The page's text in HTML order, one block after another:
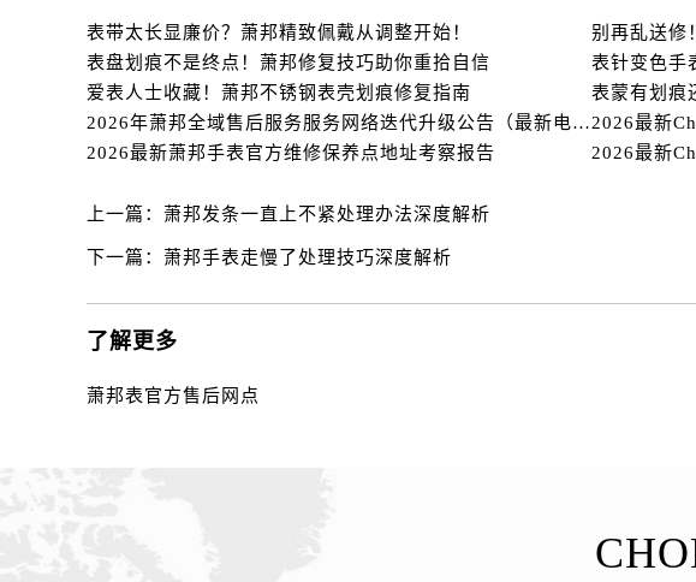
辽宁省沈阳市沈河区中街路137号亨得利名表维修授权
辽宁省沈阳市沈河区中街路83号亨得利名表维修授权店
北京市朝阳区建国门外大街甲6号华熙国际中心D座11
北京市东城区东长安街1号王府井东方广场W3座6层
河北省保定市竞秀区朝阳北大街北国先天下萧邦售后服
内蒙古自治区阿拉善盟市左旗土尔扈特大街萧邦售后服
内蒙古自治区包头市青山区幸福路甲3号王府井百货名
内蒙古自治区赤峰市红山区哈达街萧邦售后服务中心（
内蒙古自治区通辽市科尔沁区明仁大街萧邦售后服务中
内蒙古自治区兴安盟市乌兰浩特市兴安大街萧邦售后服
山西省大同市平城区迎宾街萧邦售后服务中心（需提前
表带太长显廉价？萧邦精致佩戴从调整开始！
别再乱送修
表盘划痕不是终点！萧邦修复技巧助你重拾自信
表针变色手
爱表人士收藏！萧邦不锈钢表壳划痕修复指南
表蒙有划痕
2026年萧邦全域售后服务服务网络迭代升级公告（最新电话及地址）2026最新
2026最新萧邦手表官方维修保养点地址考察报告
2026最新
上一篇： 萧邦发条一直上不紧处理办法深度解析
下一篇： 萧邦手表走慢了处理技巧深度解析
了解更多
萧邦表官方售后网点